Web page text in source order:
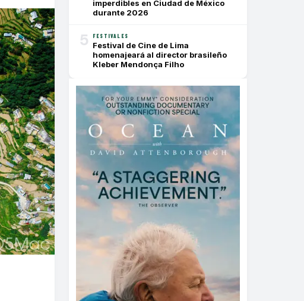
imperdibles en Ciudad de México
durante 2026
5 FESTIVALES
Festival de Cine de Lima
homenajeará al director brasileño
Kleber Mendonça Filho